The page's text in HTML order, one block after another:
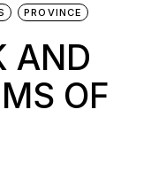
PROVINCE
AND
OF